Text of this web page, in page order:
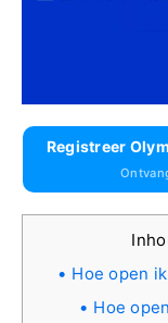
Registreer
Hoe open
Hoe